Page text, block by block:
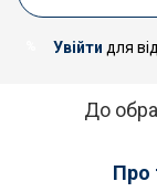
Увійти для
До
Про